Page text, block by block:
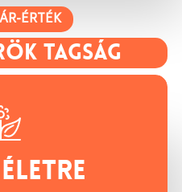
ÉRTÉK
TAGSÁG